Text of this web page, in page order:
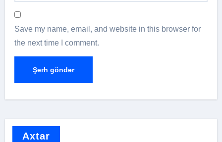
Save my name, email, and website in this browser for
the next time I comment.
Axtar